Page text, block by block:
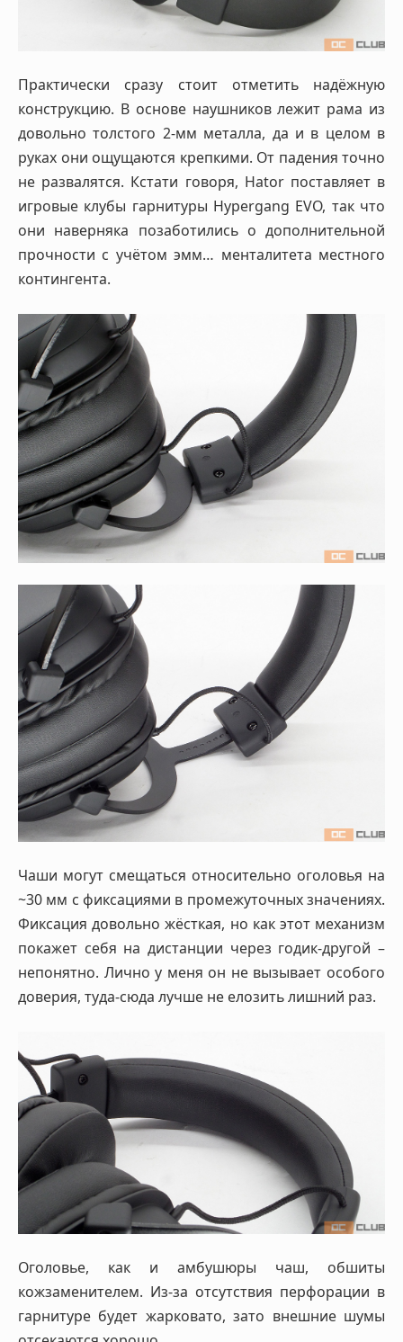
Практически сразу стоит отметить надёжную
конструкцию. В основе наушников лежит рама из
довольно толстого 2-мм металла, да и в целом в
руках они ощущаются крепкими. От падения точно
не развалятся. Кстати говоря, Hator поставляет в
игровые клубы гарнитуры Hypergang EVO, так что
они наверняка позаботились о дополнительной
прочности с учётом эмм… менталитета местного
контингента.
Чаши могут смещаться относительно оголовья на
~30 мм с фиксациями в промежуточных значениях.
Фиксация довольно жёсткая, но как этот механизм
покажет себя на дистанции через годик-другой –
непонятно. Лично у меня он не вызывает особого
доверия, туда-сюда лучше не елозить лишний раз.
Оголовье, как и амбушюры чаш, обшиты
кожзаменителем. Из-за отсутствия перфорации в
гарнитуре будет жарковато, зато внешние шумы